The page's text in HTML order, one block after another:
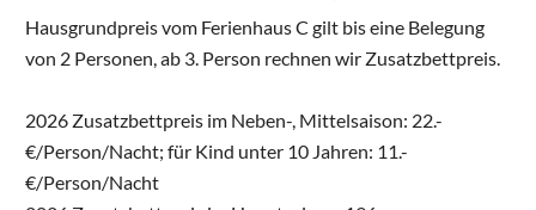
Hausgrundpreis vom Ferienhaus C gilt bis eine Belegung
von 2 Personen, ab 3. Person rechnen wir Zusatzbettpreis.
2026 Zusatzbettpreis im Neben-, Mittelsaison: 22.-
€/Person/Nacht; für Kind unter 10 Jahren: 11.-
€/Person/Nacht